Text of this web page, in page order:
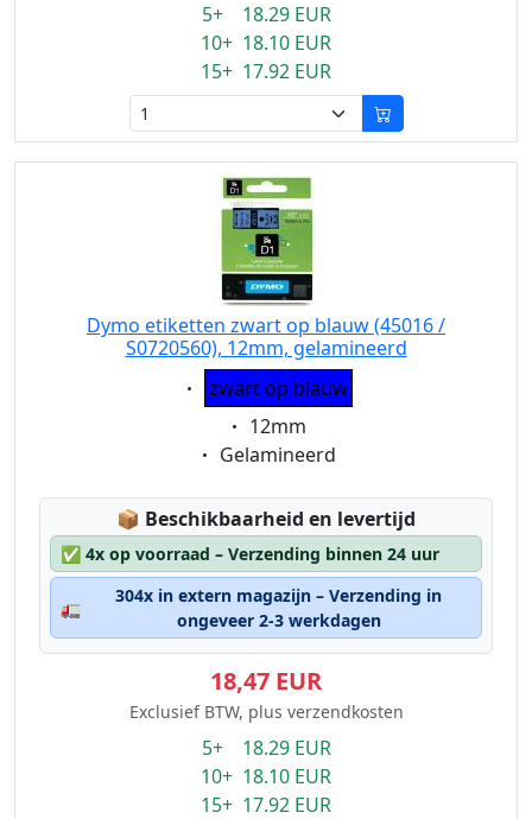
5+ 18.29 EUR
10+ 18.10 EUR
15+ 17.92 EUR
Dymo etiketten zwart op blauw (45016 /
S0720560), 12mm, gelamineerd
Eigenschaft:
zwart op blauw
Eigenschaft:
12mm
Eigenschaft:
Gelamineerd
📦 Lagerstatus:
Beschikbaarheid en levertijd
✅ 4x op voorraad – Verzending binnen 24 uur
🚛
304x in extern magazijn – Verzending in
ongeveer 2-3 werkdagen
18,47 EUR
Exclusief BTW, plus verzendkosten
5+ 18.29 EUR
10+ 18.10 EUR
15+ 17.92 EUR